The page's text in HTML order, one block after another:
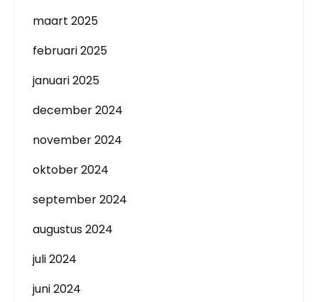
maart 2025
februari 2025
januari 2025
december 2024
november 2024
oktober 2024
september 2024
augustus 2024
juli 2024
juni 2024